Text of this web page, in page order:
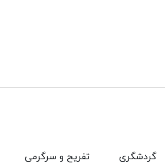
تفریح و سرگرمی گردشگری